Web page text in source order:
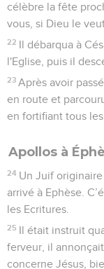
célèbre la fête
vous, si Dieu le
22 Il débarqua à
l'Eglise, puis il
23 Après avoir
en route et
en fortifiant tous les
Apollos à
24 Un Juif
arrivé à Ephèse.
les Ecritures.
25 Il était instruit
ferveur, il
concerne Jésus,